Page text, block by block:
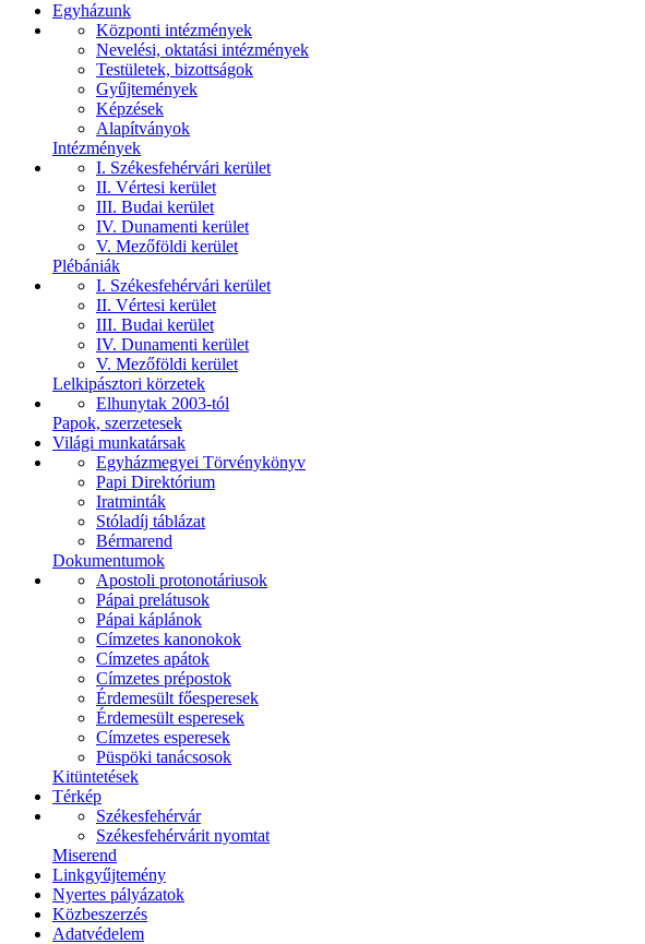
Egyházunk
Központi intézmények
Nevelési, oktatási intézmények
Testületek, bizottságok
Gyűjtemények
Képzések
Alapítványok
Intézmények
I. Székesfehérvári kerület
II. Vértesi kerület
III. Budai kerület
IV. Dunamenti kerület
V. Mezőföldi kerület
Plébániák
I. Székesfehérvári kerület
II. Vértesi kerület
III. Budai kerület
IV. Dunamenti kerület
V. Mezőföldi kerület
Lelkipásztori körzetek
Elhunytak 2003-tól
Papok, szerzetesek
Világi munkatársak
Egyházmegyei Törvénykönyv
Papi Direktórium
Iratminták
Stóladíj táblázat
Bérmarend
Dokumentumok
Apostoli protonotáriusok
Pápai prelátusok
Pápai káplánok
Címzetes kanonokok
Címzetes apátok
Címzetes prépostok
Érdemesült főesperesek
Érdemesült esperesek
Címzetes esperesek
Püspöki tanácsosok
Kitüntetések
Térkép
Székesfehérvár
Székesfehérvárit nyomtat
Miserend
Linkgyűjtemény
Nyertes pályázatok
Közbeszerzés
Adatvédelem